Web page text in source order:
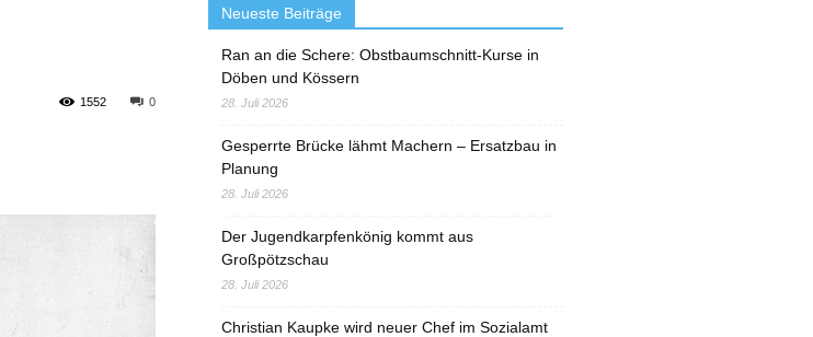
0
1552
Neueste Beiträge
Ran an die Schere: Obstbaumschnitt-Kurse in
Döben und Kössern
28. Juli 2026
Gesperrte Brücke lähmt Machern – Ersatzbau in
Planung
28. Juli 2026
Der Jugendkarpfenkönig kommt aus
Großpötzschau
28. Juli 2026
Christian Kaupke wird neuer Chef im Sozialamt